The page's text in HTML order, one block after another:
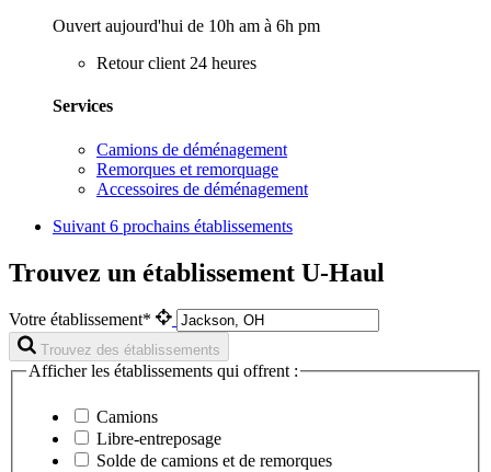
Ouvert aujourd'hui de 10h am à 6h pm
Retour client 24 heures
Services
Camions de déménagement
Remorques et remorquage
Accessoires de déménagement
Suivant 6 prochains établissements
Trouvez un établissement U-Haul
Votre établissement*
Trouvez des établissements
Afficher les établissements qui offrent :
Camions
Libre-entreposage
Solde de camions et de remorques